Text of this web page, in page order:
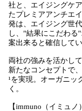
社と、エイジングケ
たプレミアアンチエ
発は、エイジング世
し、"結果にこだわる
案出来ると確信してい
両社の強みを活かし
新たなコンセプトで
¹を実現。オーガニッ
く。
【immuno（イミュ